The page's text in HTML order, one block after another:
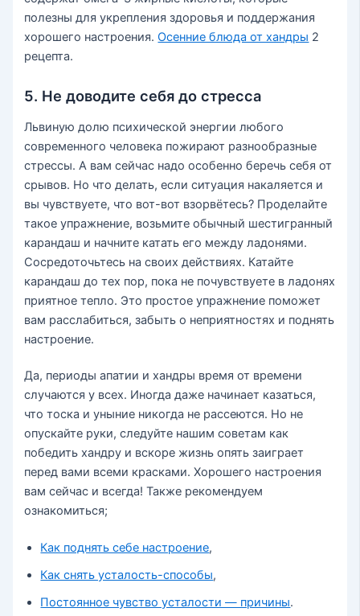
полезны для укрепления здоровья и поддержания
хорошего настроения.Осенние блюда от хандры 2
рецепта.
5. Не доводите себя до стресса
Львиную долю психической энергии любого
современного человека пожирают разнообразные
стрессы. А вам сейчас надо особенно беречь себя от
срывов. Но что делать, если ситуация накаляется и
вы чувствуете, что вот-вот взорвётесь? Проделайте
такое упражнение, возьмите обычный шестигранный
карандаш и начните катать его между ладонями.
Сосредоточьтесь на своих действиях. Катайте
карандаш до тех пор, пока не почувствуете в ладонях
приятное тепло. Это простое упражнение поможет
вам расслабиться, забыть о неприятностях и поднять
настроение.
Да, периоды апатии и хандры время от времени
случаются у всех. Иногда даже начинает казаться,
что тоска и уныние никогда не рассеются. Но не
опускайте руки, следуйте нашим советам как
победить хандру и вскоре жизнь опять заиграет
перед вами всеми красками. Хорошего настроения
вам сейчас и всегда! Также рекомендуем
ознакомиться;
Как поднять себе настроение,
Как снять усталость-способы,
Постоянное чувство усталости — причины.